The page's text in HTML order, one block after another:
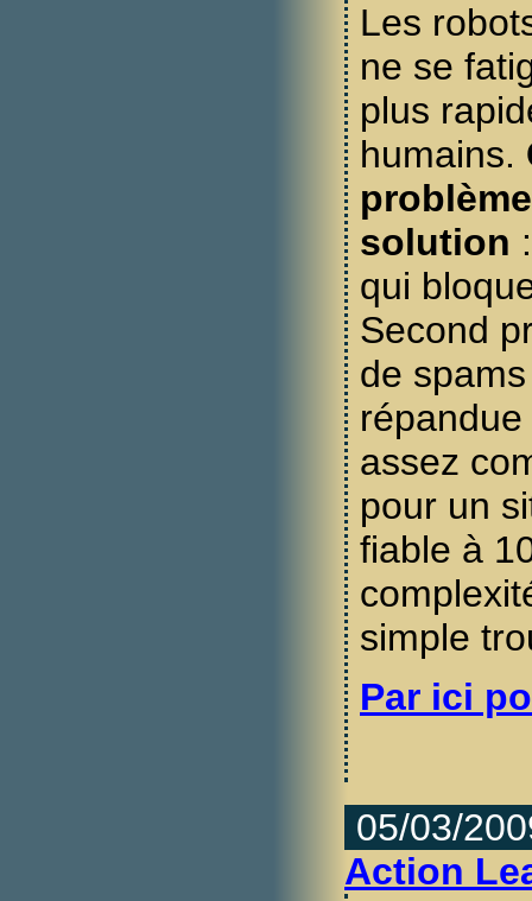
Les
ne se
plus
humains.
solution
qui
Second
de
assez
pour un
fiable à
simple
Par ici
05/03/
Action